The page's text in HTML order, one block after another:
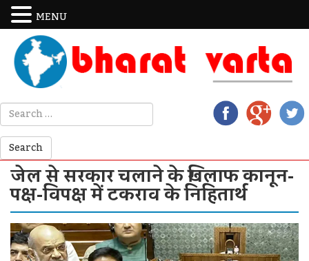
जेल से सरकार चलाने के खिलाफ कानून-
पक्ष-विपक्ष में टकराव के निहितार्थ
MENU